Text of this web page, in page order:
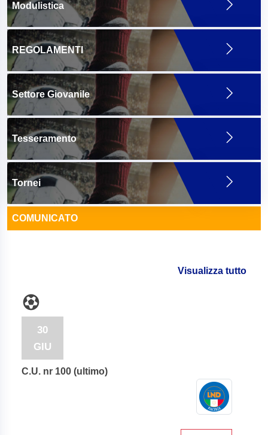
Modulistica
REGOLAMENTI
Settore Giovanile
Tesseramento
Tornei
COMUNICATO
Visualizza tutto
30
GIU
C.U. nr 100 (ultimo)